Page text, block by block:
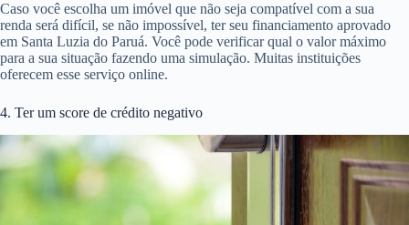
Caso você escolha um imóvel que não seja compatível com a sua
renda será difícil, se não impossível, ter seu financiamento aprovado
em Santa Luzia do Paruá. Você pode verificar qual o valor máximo
para a sua situação fazendo uma simulação. Muitas instituições
oferecem esse serviço online.
4. Ter um score de crédito negativo